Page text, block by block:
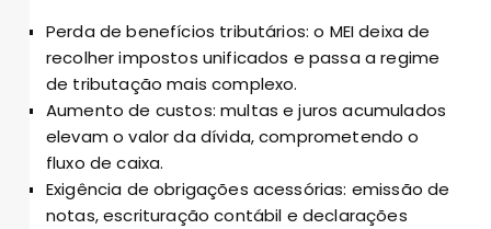
Perda de benefícios tributários: o MEI deixa de
recolher impostos unificados e passa a regime
de tributação mais complexo.
Aumento de custos: multas e juros acumulados
elevam o valor da dívida, comprometendo o
fluxo de caixa.
Exigência de obrigações acessórias: emissão de
notas, escrituração contábil e declarações